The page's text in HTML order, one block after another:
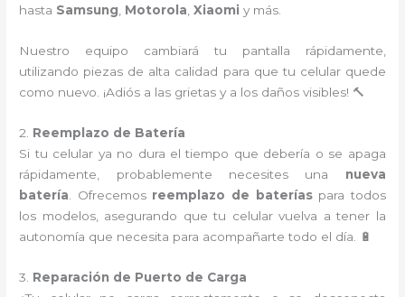
hasta Samsung Motorola ,Xiaomi y más.
Nuestro equipo cambiará tu pantalla rápidamente,
utilizando piezas de alta calidad para que tu celular quede
como nuevo. ¡Adiós a las grietas y a los daños visibles! 🔨
2. Reemplazo de Batería
Si tu celular ya no dura el tiempo que debería o se apaga
rápidamente, probablemente necesites una nueva
batería . Ofrecemos reemplazo de bateríaspara todos
los modelos, asegurando que tu celular vuelva a tener la
autonomía que necesita para acompañarte todo el día. 🔋
3. Reparación de Puerto de Carga